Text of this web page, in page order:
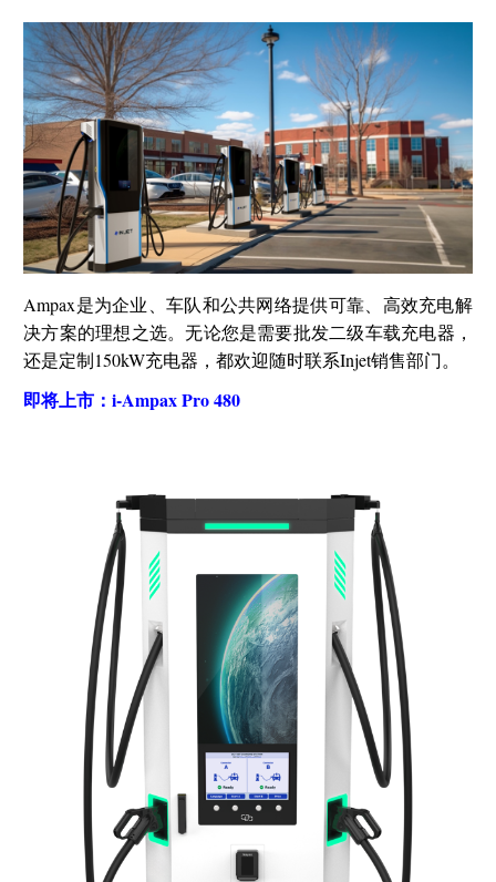
Ampax是为企业、车队和公共网络提供可靠、高效充电解
决方案的理想之选。无论您是需要批发二级车载充电器，
还是定制150kW充电器，都欢迎随时联系Injet销售部门。
即将上市：i-Ampax Pro 480